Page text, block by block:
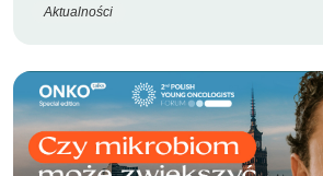
Aktualności